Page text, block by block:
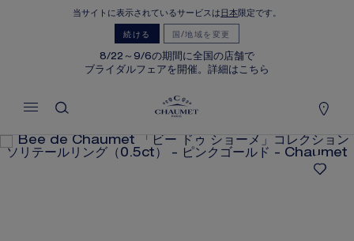
当サイトに表示されているサービスは 日本限定です。
続ける 国/地域を変更
8/22～9/6の期間に全国の店舗で
ブライダルフェアを開催。詳細はこちら
BEE DE CHAUMET 「ビー ドゥ ショ
ーメ」コレクション ソリテールリング
（0.5CT）
Shop now